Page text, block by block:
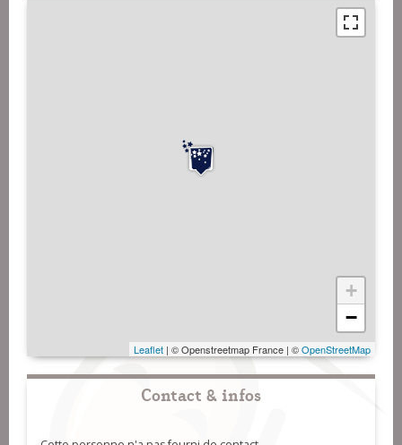
+
−
Leaflet | © Openstreetmap France | ©OpenStreetMap
Contact & infos